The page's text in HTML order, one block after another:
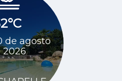
de agosto
2026